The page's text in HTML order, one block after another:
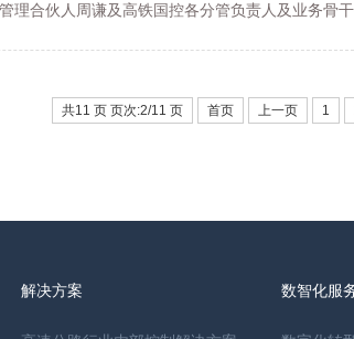
理合伙人周谦及高铁国控各分管负责人及业务骨
共11 页 页次:2/11 页 首页 上一页 1
解决方案 数智化服